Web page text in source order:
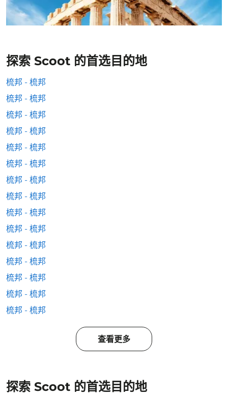
探索 Scoot 的首选目的地
梳邦 - 梳邦
梳邦 - 梳邦
梳邦 - 梳邦
梳邦 - 梳邦
梳邦 - 梳邦
梳邦 - 梳邦
梳邦 - 梳邦
梳邦 - 梳邦
梳邦 - 梳邦
梳邦 - 梳邦
梳邦 - 梳邦
梳邦 - 梳邦
梳邦 - 梳邦
梳邦 - 梳邦
梳邦 - 梳邦
查看更多
探索 Scoot 的首选目的地